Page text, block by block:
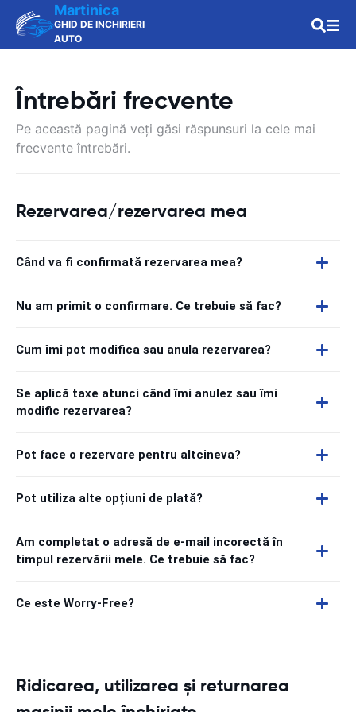
Martinica
GHID DE INCHIRIERI
AUTO
Întrebări frecvente
Pe această pagină veți găsi răspunsuri la cele mai
frecvente întrebări.
Rezervarea/rezervarea mea
Când va fi confirmată rezervarea mea?
Nu am primit o confirmare. Ce trebuie să fac?
Cum îmi pot modifica sau anula rezervarea?
Se aplică taxe atunci când îmi anulez sau îmi
modific rezervarea?
Pot face o rezervare pentru altcineva?
Pot utiliza alte opțiuni de plată?
Am completat o adresă de e-mail incorectă în
timpul rezervării mele. Ce trebuie să fac?
Ce este Worry-Free?
Ridicarea, utilizarea și returnarea